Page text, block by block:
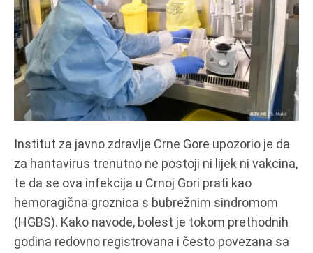
Institut za javno zdravlje Crne Gore upozorio je da
za hantavirus trenutno ne postoji ni lijek ni vakcina,
te da se ova infekcija u Crnoj Gori prati kao
hemoragična groznica s bubrežnim sindromom
(HGBS). Kako navode, bolest je tokom prethodnih
godina redovno registrovana i često povezana sa